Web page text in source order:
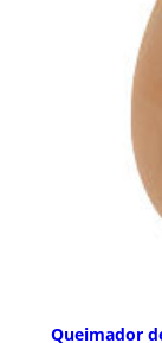
Queimador